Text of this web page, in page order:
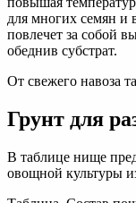
для многих семян и
повлечет за собой
обеднив субстрат.
От свежего навоза
Грунт для
В таблице нище
овощной культуры